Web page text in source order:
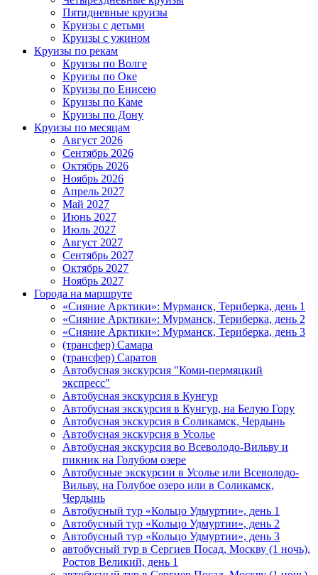
Пятидневные круизы
Круизы с детьми
Круизы с ужином
Круизы по рекам
Круизы по Волге
Круизы по Оке
Круизы по Енисею
Круизы по Каме
Круизы по Дону
Круизы по месяцам
Август 2026
Сентябрь 2026
Октябрь 2026
Ноябрь 2026
Апрель 2027
Май 2027
Июнь 2027
Июль 2027
Август 2027
Сентябрь 2027
Октябрь 2027
Ноябрь 2027
Города на маршруте
«Сияние Арктики»: Мурманск, Териберка, день 1
«Сияние Арктики»: Мурманск, Териберка, день 2
«Сияние Арктики»: Мурманск, Териберка, день 3
(трансфер) Самара
(трансфер) Саратов
Автобусная экскурсия "Коми-пермяцкий
экспресс"
Автобусная экскурсия в Кунгур
Автобусная экскурсия в Кунгур, на Белую Гору
Автобусная экскурсия в Соликамск, Чердынь
Автобусная экскурсия в Усолье
Автобусная экскурсия во Всеволодо-Вильву и
пикник на Голубом озере
Автобусные экскурсии в Усолье или Всеволодо-
Вильву, на Голубое озеро или в Соликамск,
Чердынь
Автобусный тур «Кольцо Удмуртии», день 1
Автобусный тур «Кольцо Удмуртии», день 2
Автобусный тур «Кольцо Удмуртии», день 3
автобусный тур в Сергиев Посад, Москву (1 ночь),
Ростов Великий, день 1